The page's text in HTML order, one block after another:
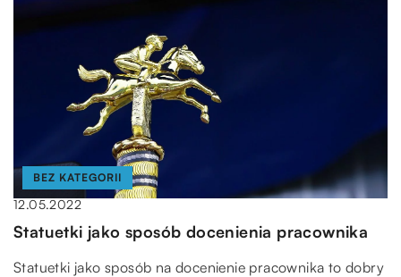
BEZ KATEGORII
12.05.2022
Statuetki jako sposób docenienia pracownika
Statuetki jako sposób na docenienie pracownika to dobry